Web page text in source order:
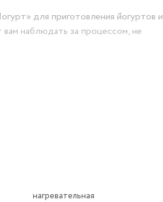
для приготовления йогуртов и
наблюдать за процессом, не
выполнены из нержавеющей
нагретого воздуха по
нагревательная